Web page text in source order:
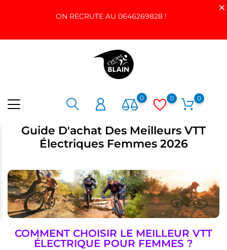
ON RECRUTE AU 0646269828 !
0 0 0
Guide D'achat Des Meilleurs VTT
Électriques Femmes 2026
COMMENT CHOISIR LE MEILLEUR VTT
ÉLECTRIQUE POUR FEMMES ?